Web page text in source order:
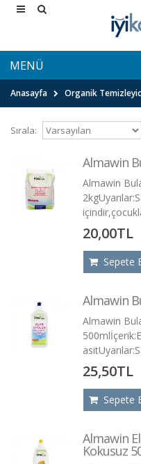
MENÜ
Anasayfa Organik
Sırala:
Almawin
Almawin
20,00TL
Sepete
Almawin
Almawin
25,50TL
Sepete
Almawin
Kokusuz